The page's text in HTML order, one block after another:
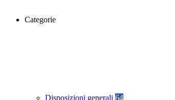
Categorie
Disposizioni generali 64